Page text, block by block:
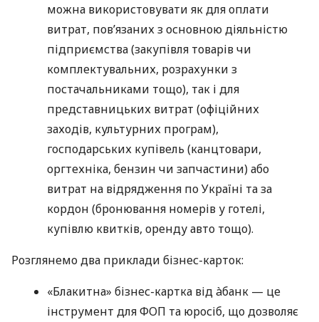
можна використовувати як для оплати
витрат, пов’язаних з основною діяльністю
підприємства (закупівля товарів чи
комплектувальних, розрахунки з
постачальниками тощо), так і для
представницьких витрат (офіційних
заходів, культурних програм),
господарських купівель (канцтовари,
оргтехніка, бензин чи запчастини) або
витрат на відрядження по Україні та за
кордон (бронювання номерів у готелі,
купівлю квитків, оренду авто тощо).
Розглянемо два приклади бізнес-карток:
«Блакитна» бізнес-картка від àбанк — це
інструмент для ФОП та юросіб, що дозволяє